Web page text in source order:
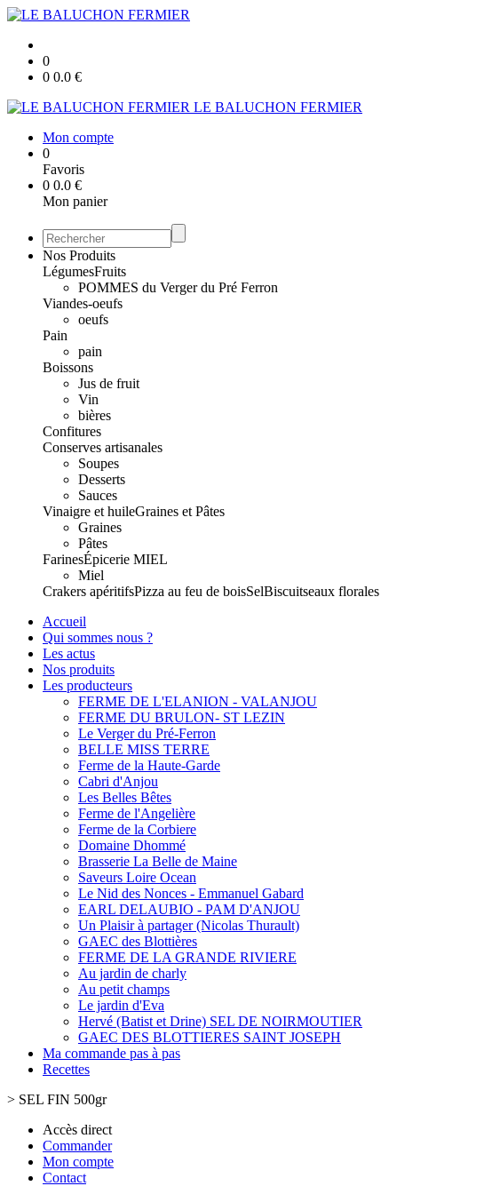
0
0 0.0 €
LE BALUCHON FERMIER
Mon compte
0
Favoris
0 0.0 €
Mon panier
Nos Produits
LégumesFruits
POMMES du Verger du Pré Ferron
Viandes-oeufs
oeufs
Pain
pain
Boissons
Jus de fruit
Vin
bières
Confitures
Conserves artisanales
Soupes
Desserts
Sauces
Vinaigre et huileGraines et Pâtes
Graines
Pâtes
FarinesÉpicerie MIEL
Miel
Crakers apéritifsPizza au feu de boisSelBiscuitseaux florales
Accueil
Qui sommes nous ?
Les actus
Nos produits
Les producteurs
FERME DE L'ELANION - VALANJOU
FERME DU BRULON- ST LEZIN
Le Verger du Pré-Ferron
BELLE MISS TERRE
Ferme de la Haute-Garde
Cabri d'Anjou
Les Belles Bêtes
Ferme de l'Angelière
Ferme de la Corbiere
Domaine Dhommé
Brasserie La Belle de Maine
Saveurs Loire Ocean
Le Nid des Nonces - Emmanuel Gabard
EARL DELAUBIO - PAM D'ANJOU
Un Plaisir à partager (Nicolas Thurault)
GAEC des Blottières
FERME DE LA GRANDE RIVIERE
Au jardin de charly
Au petit champs
Le jardin d'Eva
Hervé (Batist et Drine) SEL DE NOIRMOUTIER
GAEC DES BLOTTIERES SAINT JOSEPH
Ma commande pas à pas
Recettes
> SEL FIN 500gr
Accès direct
Commander
Mon compte
Contact